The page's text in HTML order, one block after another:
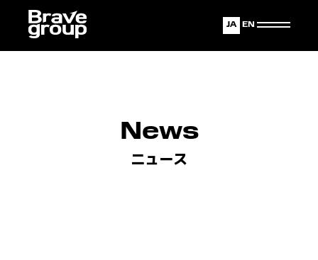
English
Japanese
News
ニュース